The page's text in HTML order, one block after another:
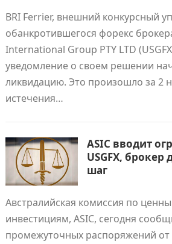
BRI Ferrier, внешний конкурсный
обанкротившегося форекс
International Group PTY LTD
уведомление о своем решении
ликвидацию. Это произошло за 2
истечения…
ASIC вводит
USGFX, брокер
шаг
Австралийская комиссия по
инвестициям, ASIC, сегодня
промежуточных распоряжений от